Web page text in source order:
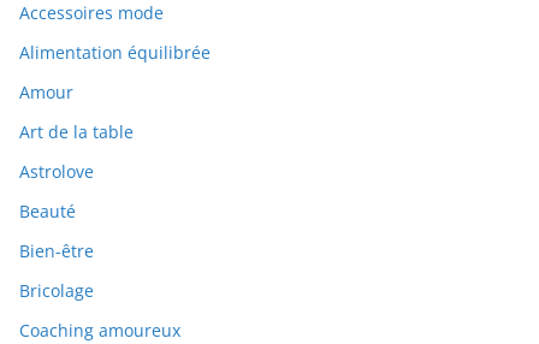
Accessoires mode
Alimentation équilibrée
Amour
Art de la table
Astrolove
Beauté
Bien-être
Bricolage
Coaching amoureux